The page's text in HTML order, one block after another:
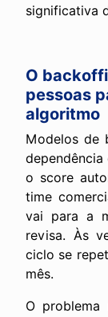
significativa
O
pessoas
algoritmo
Modelos de
dependência
o score
time
vai para a
revisa. Às
ciclo se
mês.
O